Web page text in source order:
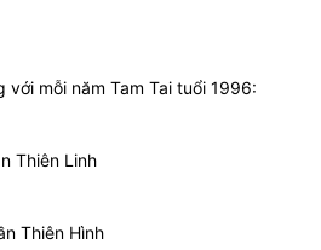
mỗi năm Tam Tai tuổi 1996:
Thiên Linh
Thiên Hình